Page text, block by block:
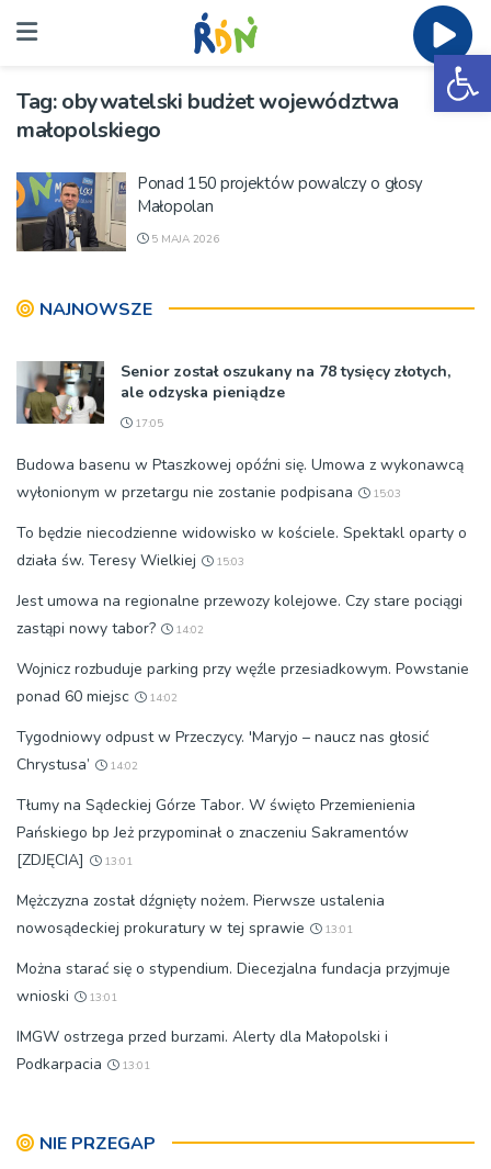
Tag:obywatelski budżet województwa
małopolskiego
Ponad 150 projektów powalczy o głosy
Małopolan
5 MAJA 2026
NAJNOWSZE
Senior został oszukany na 78 tysięcy złotych,
ale odzyska pieniądze
17:05
Budowa basenu w Ptaszkowej opóźni się. Umowa z wykonawcą
wyłonionym w przetargu nie zostanie podpisana
15:03
To będzie niecodzienne widowisko w kościele. Spektakl oparty o
działa św. Teresy Wielkiej
15:03
Jest umowa na regionalne przewozy kolejowe. Czy stare pociągi
zastąpi nowy tabor?
14:02
Wojnicz rozbuduje parking przy węźle przesiadkowym. Powstanie
ponad 60 miejsc
14:02
Tygodniowy odpust w Przeczycy. 'Maryjo – naucz nas głosić
Chrystusa’
14:02
Tłumy na Sądeckiej Górze Tabor. W święto Przemienienia
Pańskiego bp Jeż przypominał o znaczeniu Sakramentów
[ZDJĘCIA]
13:01
Mężczyzna został dźgnięty nożem. Pierwsze ustalenia
nowosądeckiej prokuratury w tej sprawie
13:01
Można starać się o stypendium. Diecezjalna fundacja przyjmuje
wnioski
13:01
IMGW ostrzega przed burzami. Alerty dla Małopolski i
Podkarpacia
13:01
NIE PRZEGAP